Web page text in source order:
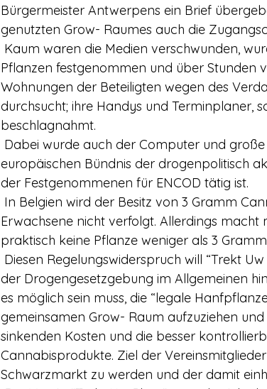
Bürgermeister Antwerpens ein Brief
genutzten Grow- Raumes auch die
Pflanzen festgenommen und über Stunden
Wohnungen der Beteiligten wegen des
durchsucht; ihre Handys und Terminplaner,
beschlagnahmt.
europäischen Bündnis der drogenpolitisch
der Festgenommenen für ENCOD tätig ist.
Erwachsene nicht verfolgt. Allerdings
praktisch keine Pflanze weniger als 3
der Drogengesetzgebung im Allgemeinen
es möglich sein muss, die “legale
gemeinsamen Grow- Raum aufzuziehen
sinkenden Kosten und die besser
Cannabisprodukte. Ziel der
Schwarzmarkt zu werden und der damit